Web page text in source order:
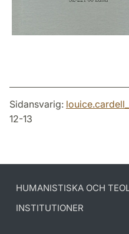
Sidansvarig:
12-13
HUMANISTISKA OCH
INSTITUTIONER